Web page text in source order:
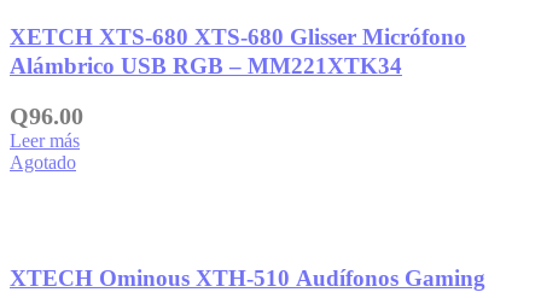
XETCH XTS-680 XTS-680 Glisser Micrófono
Alámbrico USB RGB – MM221XTK34
Q96.00
Leer más
Agotado
XTECH Ominous XTH-510 Audífonos Gaming